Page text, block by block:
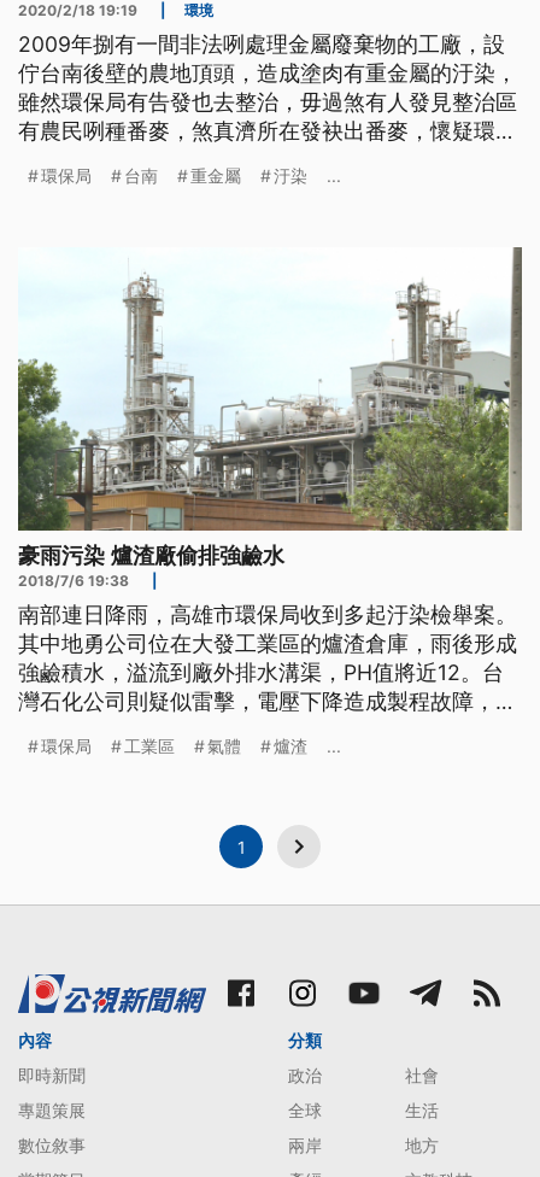
2020/2/18 19:19 環境
2009年捌有一間非法咧處理金屬廢棄物的工廠，設
佇台南後壁的農地頂頭，造成塗肉有重金屬的汙染，
雖然環保局有告發也去整治，毋過煞有人發見整治區
有農民咧種番麥，煞真濟所在發袂出番麥，懷疑環保
彼搭，恐驚閣有別位受著汙染矣。 空拍機飛過玉米
南社大人員進田裡查看，好多塊農地的作物生長分布
和土壤有關，土越白，越無法生
環保局 台南 重金屬 汙染 ...
豪雨污染 爐渣廠偷排強鹼水
2018/7/6 19:38
南部連日降雨，高雄市環保局收到多起汙染檢舉案。
其中地勇公司位在大發工業區的爐渣倉庫，雨後形成
強鹼積水，溢流到廠外排水溝渠，PH值將近12。台
灣石化公司則疑似雷擊，電壓下降造成製程故障，把
局稽查人員開車趕往林園工業區上空的這一團火光，
已經違反空汙法，環保局予以開
環保局 工業區 氣體 爐渣 ...
1
內容
即時新聞
專題策展
數位敘事
分類
政治
社會
全球
生活
兩岸
地方